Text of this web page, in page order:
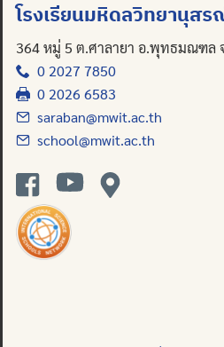
โรงเรียนมหิดลวิทยานุส
364 หมู่ 5 ต.ศาลายา อ.พุทธมณฑล
0 2027 7850
0 2026 6583
saraban@mwit.ac.th
school@mwit.ac.th